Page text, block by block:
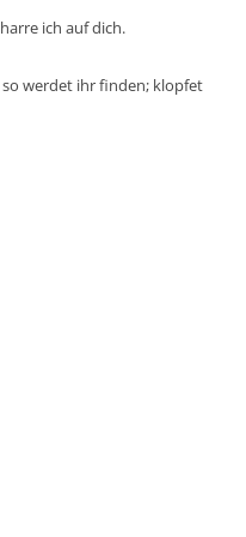
ich auf dich.
werdet ihr finden; klopfet